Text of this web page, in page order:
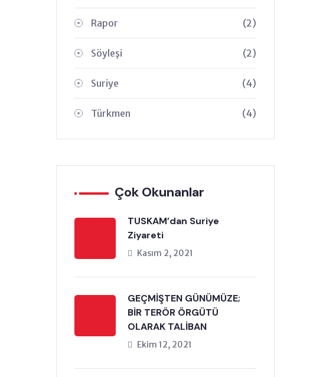
Rapor (2)
Söyleşi (2)
Suriye (4)
Türkmen (4)
Çok Okunanlar
TUSKAM’dan Suriye
Ziyareti
Kasım 2, 2021
GEÇMİŞTEN GÜNÜMÜZE;
BİR TERÖR ÖRGÜTÜ
OLARAK TALİBAN
Ekim 12, 2021